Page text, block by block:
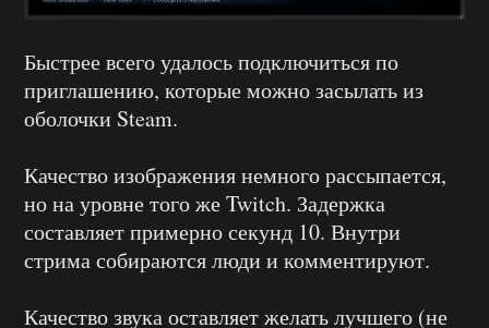
Быстрее всего удалось подключиться по
приглашению, которые можно засылать из
оболочки Steam.
Качество изображения немного рассыпается,
но на уровне того же Twitch. Задержка
составляет примерно секунд 10. Внутри
стрима собираются люди и комментируют.
Качество звука оставляет желать лучшего (не